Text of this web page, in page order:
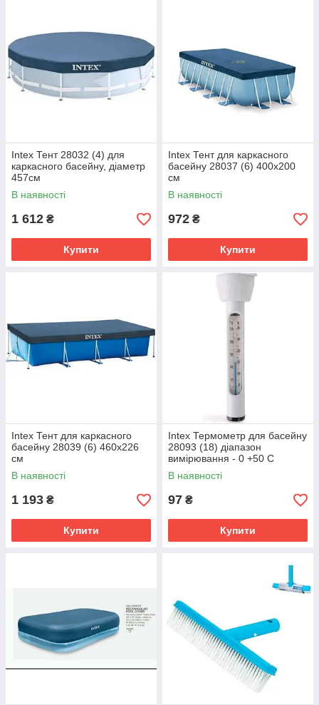
Intex Тент 28032 (4) для
каркасного басейну, діаметр
457см
В наявності
1 612 ₴
Купити
Intex Тент для каркасного
басейну 28037 (6) 400х200
см
В наявності
972 ₴
Купити
Intex Тент для каркасного
басейну 28039 (6) 460х226
см
В наявності
1 193 ₴
Купити
Intex Термометр для басейну
28093 (18) діапазон
вимірювання - 0 +50 С
В наявності
97 ₴
Купити